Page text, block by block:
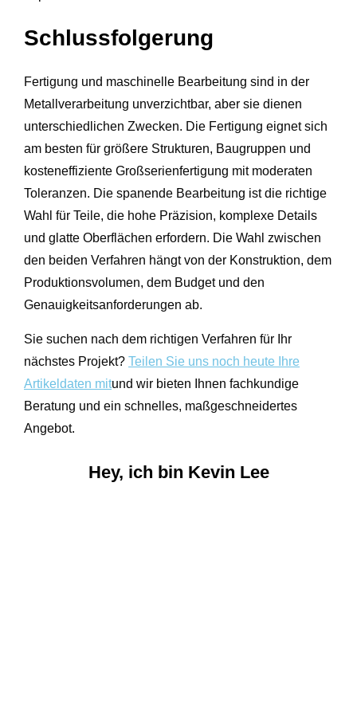
Schlussfolgerung
Fertigung und maschinelle Bearbeitung sind in der
Metallverarbeitung unverzichtbar, aber sie dienen
unterschiedlichen Zwecken. Die Fertigung eignet sich
am besten für größere Strukturen, Baugruppen und
kosteneffiziente Großserienfertigung mit moderaten
Toleranzen. Die spanende Bearbeitung ist die richtige
Wahl für Teile, die hohe Präzision, komplexe Details
und glatte Oberflächen erfordern. Die Wahl zwischen
den beiden Verfahren hängt von der Konstruktion, dem
Produktionsvolumen, dem Budget und den
Genauigkeitsanforderungen ab.
Sie suchen nach dem richtigen Verfahren für Ihr
nächstes Projekt? Teilen Sie uns noch heute Ihre
Artikeldaten mitund wir bieten Ihnen fachkundige
Beratung und ein schnelles, maßgeschneidertes
Angebot.
Hey, ich bin Kevin Lee